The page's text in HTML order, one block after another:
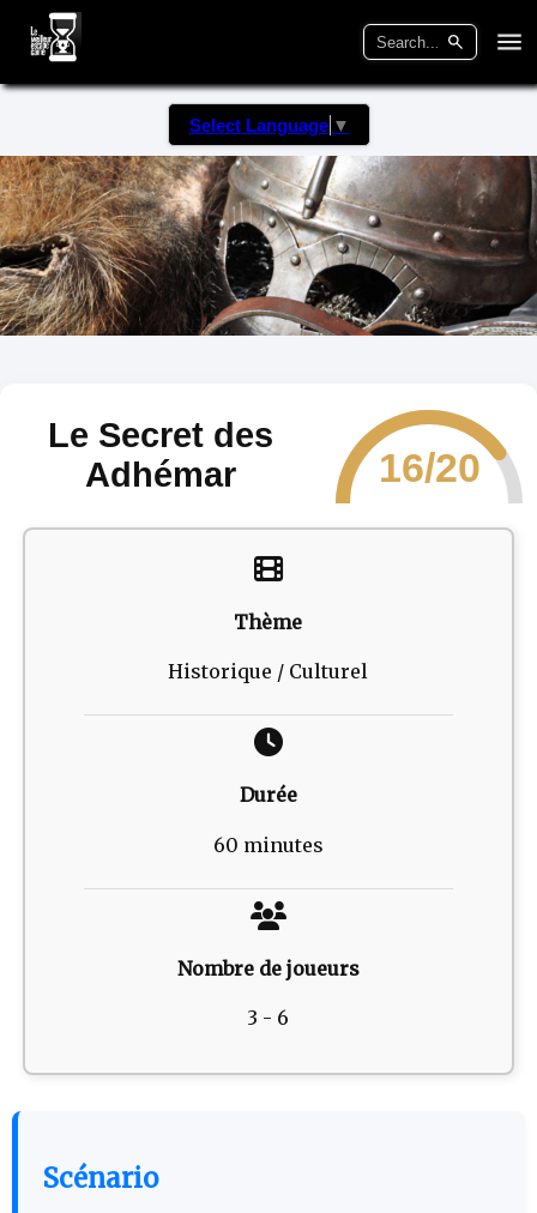
Select Language ▼
Le Secret des
Adhémar
16/20
Thème
Historique / Culturel
Durée
60 minutes
Nombre de joueurs
3 - 6
Scénario